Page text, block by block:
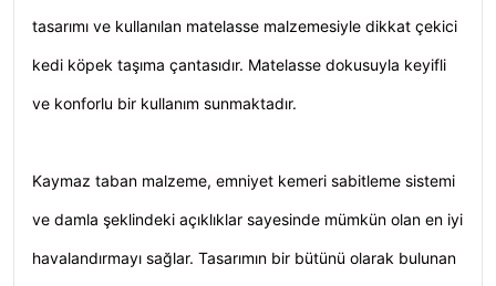
tasarımı ve kullanılan matelasse malzemesiyle dikkat çekici
kedi köpek taşıma çantasıdır. Matelasse dokusuyla keyifli
ve konforlu bir kullanım sunmaktadır.
Kaymaz taban malzeme, emniyet kemeri sabitleme sistemi
ve damla şeklindeki açıklıklar sayesinde mümkün olan en iyi
havalandırmayı sağlar. Tasarımın bir bütünü olarak bulunan